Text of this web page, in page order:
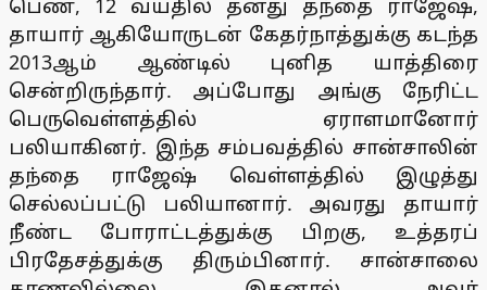
பெண், 12 வயதில் தனது தந்தை ராஜேஷ்,
தாயார் ஆகியோருடன் கேதர்நாத்துக்கு கடந்த
2013ஆம் ஆண்டில் புனித யாத்திரை
சென்றிருந்தார். அப்போது அங்கு நேரிட்ட
பெருவெள்ளத்தில் ஏராளமானோர்
பலியாகினர். இந்த சம்பவத்தில் சான்சாலின்
தந்தை ராஜேஷ் வெள்ளத்தில் இழுத்து
செல்லப்பட்டு பலியானார். அவரது தாயார்
நீண்ட போராட்டத்துக்கு பிறகு, உத்தரப்
பிரதேசத்துக்கு திரும்பினார். சான்சாலை